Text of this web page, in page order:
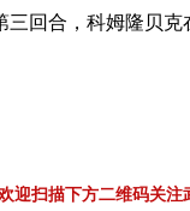
回合，科姆隆贝
迎扫描下方二维码关注